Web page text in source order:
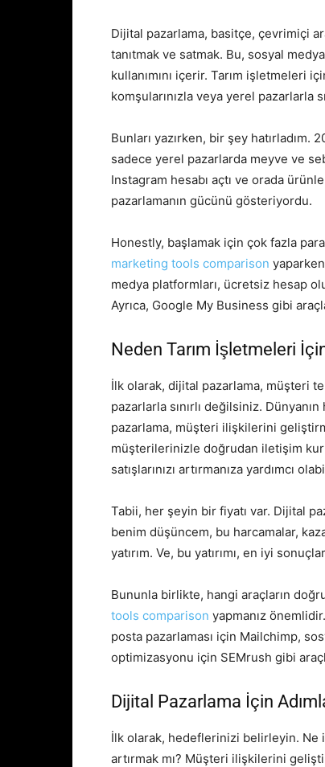
Dijital pazarlama, basitçe, çevrimiçi
tanıtmak ve satmak. Bu, sosyal
kullanımını içerir. Tarım işletmeleri
komşularınızla veya yerel pazarlarla
Bunları yazırken, bir şey hatırladım.
sadece yerel pazarlarda meyve ve
Instagram hesabı açtı ve orada
pazarlamanın gücünü gösteriyordu.
Honestly, başlamak için çok fazla
marketing tools comparison
medya platformları, ücretsiz hesap
Ayrıca, Google My Business gibi
Neden Tarım İşletmeleri
İlk olarak, dijital pazarlama, müşteri
pazarlarla sınırlı değilsiniz.
pazarlama, müşteri ilişkilerini
müşterilerinizle doğrudan iletişim
satışlarınızı artırmanıza yardımcı
Tabii, her şeyin bir fiyatı var. Dijital
benim düşüncem, bu harcamalar,
yatırım. Ve, bu yatırımı, en iyi
Bununla birlikte, hangi araçların
tools comparison yapmanız
posta pazarlaması için Mailchimp,
optimizasyonu için SEMrush gibi
Dijital Pazarlama İçin
İlk olarak, hedeflerinizi belirleyin. Ne
artırmak mı? Müşteri ilişkilerini